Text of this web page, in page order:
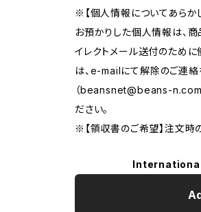
※【個人情報についてあらか
お預かりした個人情報は、
イレクトメール送付のため
は、e-mailにて解除のご連
（beansnet@beans-
ださい。
※【領収書のご希望】注文時